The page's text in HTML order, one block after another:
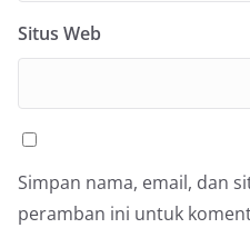
Situs Web
Simpan nama, email, dan
peramban ini untuk